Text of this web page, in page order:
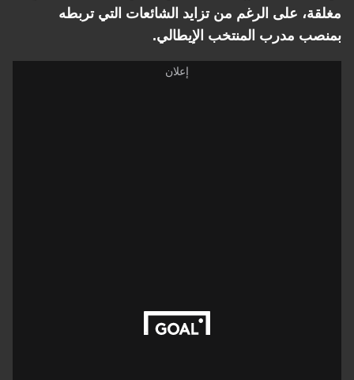
على الرغم من تزايد الشائعات التي تربطه
مدرب المنتخب الإيطالي.